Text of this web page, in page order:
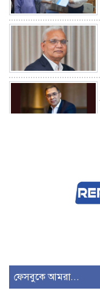
ফেসবুকে আমরা...